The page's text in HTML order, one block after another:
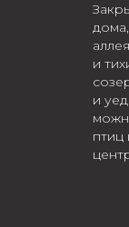
и
и
птиц